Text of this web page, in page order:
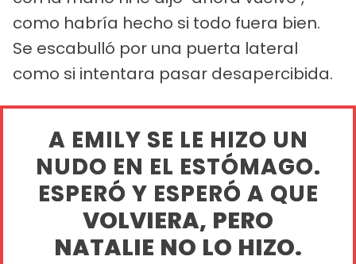
como habría hecho si todo fuera bien.
Se escabulló por una puerta lateral
como si intentara pasar desapercibida.
A EMILY SE LE HIZO UN
NUDO EN EL ESTÓMAGO.
ESPERÓ Y ESPERÓ A QUE
VOLVIERA, PERO
NATALIE NO LO HIZO.